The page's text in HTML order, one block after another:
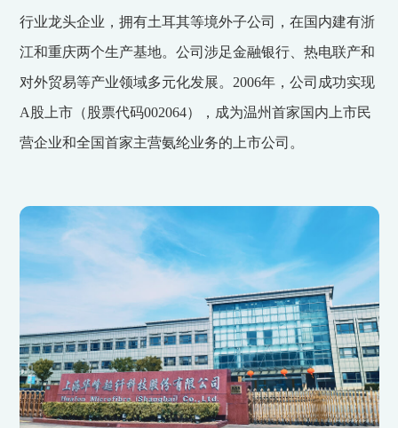
行业龙头企业，拥有土耳其等境外子公司，在国内建有浙
江和重庆两个生产基地。公司涉足金融银行、热电联产和
对外贸易等产业领域多元化发展。2006年，公司成功实现
A股上市（股票代码002064），成为温州首家国内上市民
营企业和全国首家主营氨纶业务的上市公司。